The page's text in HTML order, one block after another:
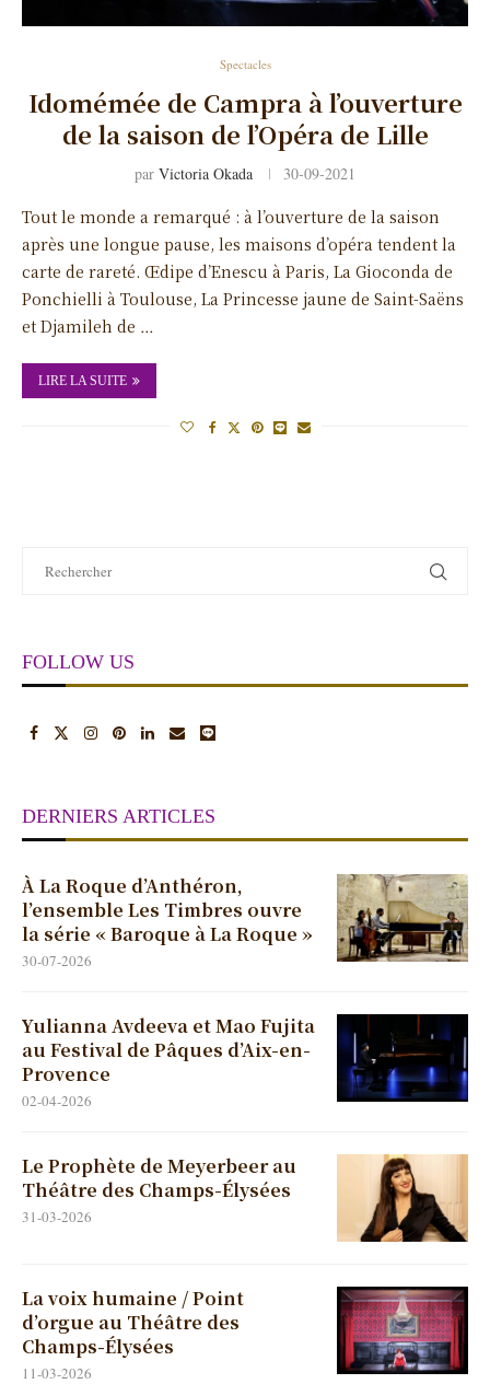
Spectacles
Idomémée de Campra à l’ouverture
de la saison de l’Opéra de Lille
par Victoria Okada 30-09-2021
Tout le monde a remarqué : à l’ouverture de la saison
après une longue pause, les maisons d’opéra tendent la
carte de rareté. Œdipe d’Enescu à Paris, La Gioconda de
Ponchielli à Toulouse, La Princesse jaune de Saint-Saëns
et Djamileh de …
LIRE LA SUITE
FOLLOW US
DERNIERS ARTICLES
À La Roque d’Anthéron,
l’ensemble Les Timbres ouvre
la série « Baroque à La Roque »
30-07-2026
Yulianna Avdeeva et Mao Fujita
au Festival de Pâques d’Aix-en-
Provence
02-04-2026
Le Prophète de Meyerbeer au
Théâtre des Champs-Élysées
31-03-2026
La voix humaine / Point
d’orgue au Théâtre des
Champs-Élysées
11-03-2026